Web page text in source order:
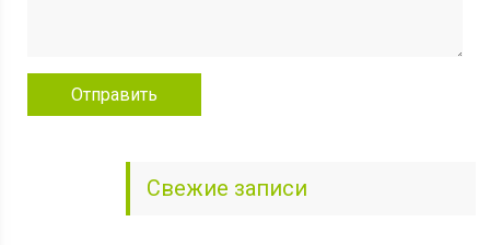
Свежие записи